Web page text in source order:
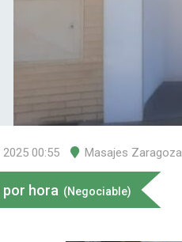
00:55 Masajes Zaragoza
por hora (Negociable)